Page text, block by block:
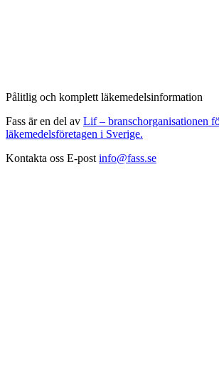
Pålitlig och komplett läkemedelsinformation
Fass är en del av Lif – branschorganisationen
läkemedelsföretagen i Sverige.
Kontakta oss E-post info@fass.se